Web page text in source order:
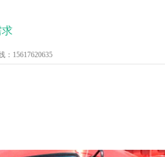
15617620635